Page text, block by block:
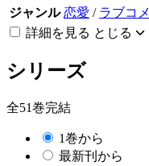
ジャンル 恋愛 / ラブコメ
詳細を見る とじる
シリーズ
全51巻完結
1巻から
最新刊から